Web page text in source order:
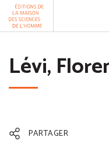
Aller au contenu
Lévi,
PARTAGER
Panneau de gestion des